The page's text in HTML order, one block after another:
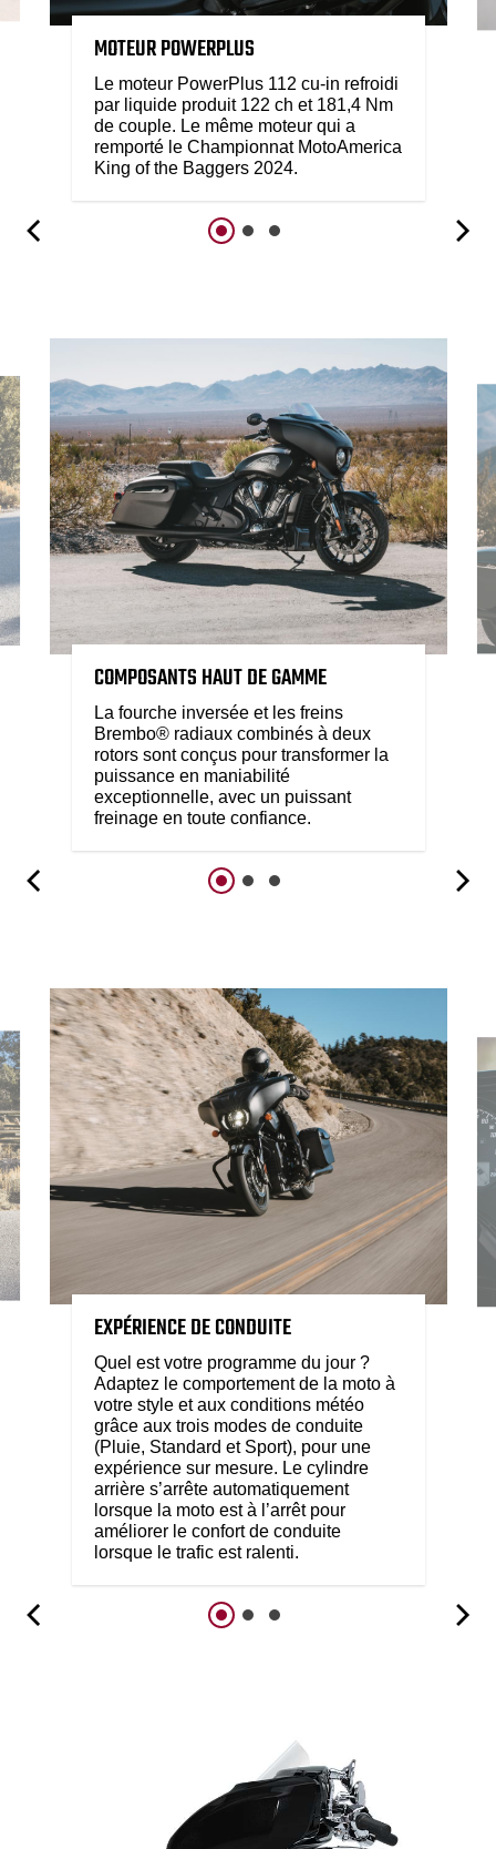
MOTEUR POWERPLUS
Le moteur PowerPlus 112 cu-in refroidi
par liquide produit 122 ch et 181,4 Nm
de couple. Le même moteur qui a
remporté le Championnat MotoAmerica
King of the Baggers 2024.
COMPOSANTS HAUT DE GAMME
La fourche inversée et les freins
Brembo® radiaux combinés à deux
rotors sont conçus pour transformer la
puissance en maniabilité
exceptionnelle, avec un puissant
freinage en toute confiance.
EXPÉRIENCE DE CONDUITE
Quel est votre programme du jour ?
Adaptez le comportement de la moto à
votre style et aux conditions météo
grâce aux trois modes de conduite
(Pluie, Standard et Sport), pour une
expérience sur mesure. Le cylindre
arrière s’arrête automatiquement
lorsque la moto est à l’arrêt pour
améliorer le confort de conduite
lorsque le trafic est ralenti.